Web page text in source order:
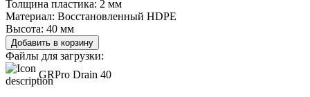
Толщина пластика: 2 мм
Материал: Восстановленный HDPE
Высота: 40 мм
Добавить в корзину
Файлы для загрузки:
GRPro Drain 40